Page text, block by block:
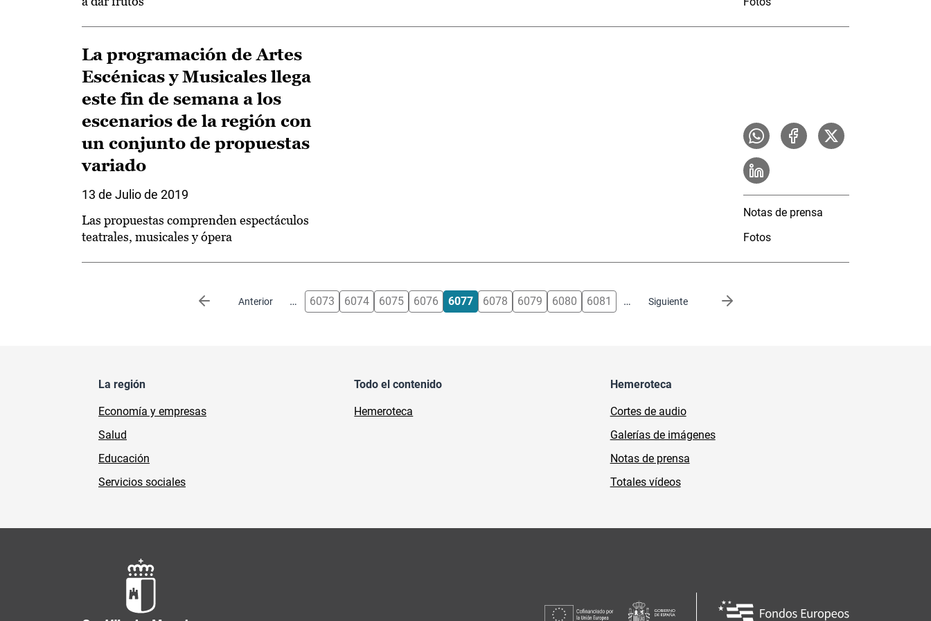
La programación de Artes
Escénicas y Musicales llega
este fin de semana a los
escenarios de la región con
un conjunto de propuestas
variado
13 de Julio de 2019
Las propuestas comprenden espectáculos
teatrales, musicales y ópera
Notas de prensa
Fotos
Anterior
Página anterior … 6073 6074 6075 6076 6077 6078 6079 6080 6081 … Siguiente
Siguiente página
La región
Economía y empresas
Salud
Educación
Servicios sociales
Todo el contenido
Hemeroteca
Hemeroteca
Cortes de audio
Galerías de imágenes
Notas de prensa
Totales vídeos